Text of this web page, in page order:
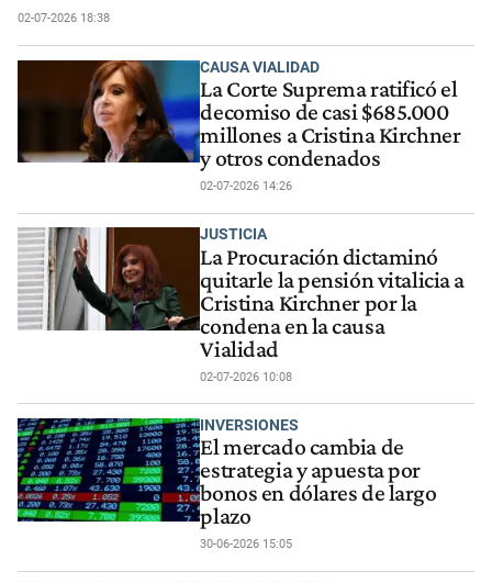
02-07-2026 18:38
CAUSA VIALIDAD
La Corte Suprema ratificó el
decomiso de casi $685.000
millones a Cristina Kirchner
y otros condenados
02-07-2026 14:26
JUSTICIA
La Procuración dictaminó
quitarle la pensión vitalicia a
Cristina Kirchner por la
condena en la causa
Vialidad
02-07-2026 10:08
INVERSIONES
El mercado cambia de
estrategia y apuesta por
bonos en dólares de largo
plazo
30-06-2026 15:05